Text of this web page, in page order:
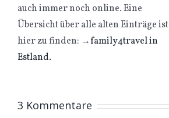
auch immer noch online. Eine
Übersicht über alle alten Einträge ist
hier zu finden: →family4travel in
Estland.
3 Kommentare